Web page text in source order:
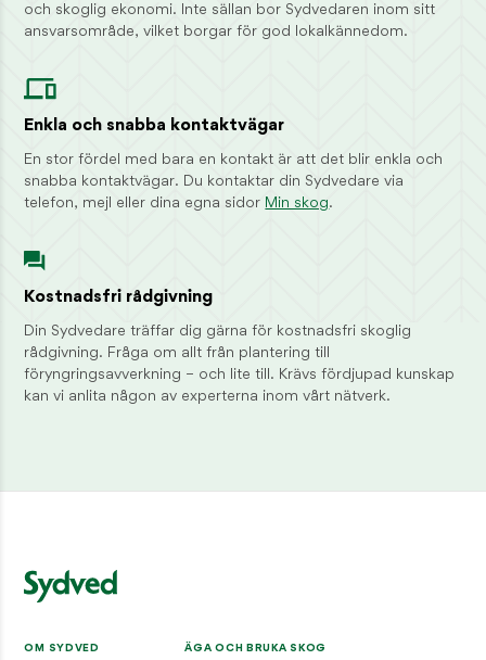
och skoglig ekonomi. Inte sällan bor Sydvedaren inom sitt
ansvarsområde, vilket borgar för god lokalkännedom.
Enkla och snabba kontaktvägar
En stor fördel med bara en kontakt är att det blir enkla och
snabba kontaktvägar. Du kontaktar din Sydvedare via
telefon, mejl eller dina egna sidor Min skog.
Kostnadsfri rådgivning
Din Sydvedare träffar dig gärna för kostnadsfri skoglig
rådgivning. Fråga om allt från plantering till
föryngringsavverkning – och lite till. Krävs fördjupad kunskap
kan vi anlita någon av experterna inom vårt nätverk.
OM SYDVED ÄGA OCH BRUKA SKOG